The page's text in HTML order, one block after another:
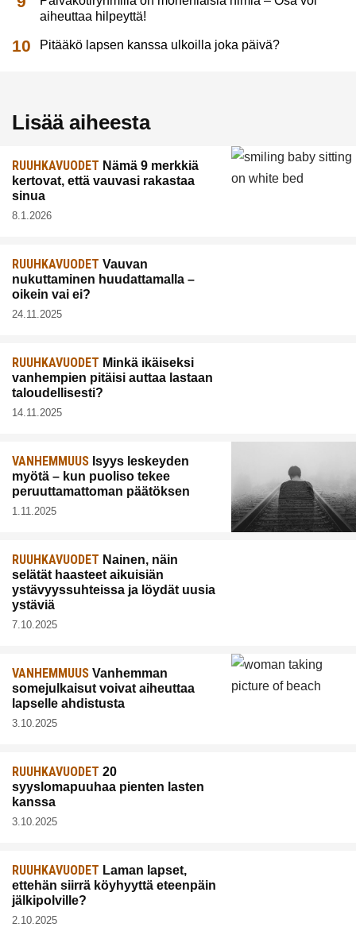
aiheuttaa hilpeyttä!
Pitääkö lapsen kanssa ulkoilla joka päivä?
Lisää aiheesta
RUUHKAVUODET Nämä 9 merkkiä
kertovat, että vauvasi rakastaa
sinua
8.1.2026
RUUHKAVUODET Vauvan
nukuttaminen huudattamalla –
oikein vai ei?
24.11.2025
RUUHKAVUODET Minkä ikäiseksi
vanhempien pitäisi auttaa lastaan
taloudellisesti?
14.11.2025
VANHEMMUUS Isyys leskeyden
myötä – kun puoliso tekee
peruuttamattoman päätöksen
1.11.2025
RUUHKAVUODET Nainen, näin
selätät haasteet aikuisiän
ystävyyssuhteissa ja löydät uusia
ystäviä
7.10.2025
VANHEMMUUS Vanhemman
somejulkaisut voivat aiheuttaa
lapselle ahdistusta
3.10.2025
RUUHKAVUODET 20
syyslomapuuhaa pienten lasten
kanssa
3.10.2025
RUUHKAVUODET Laman lapset,
ettehän siirrä köyhyyttä eteenpäin
jälkipolville?
2.10.2025